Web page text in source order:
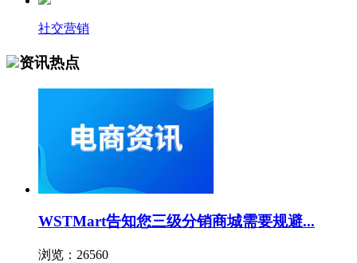
社交营销
资讯热点
WSTMart告知您三级分销商城需要规避...
浏览：26560